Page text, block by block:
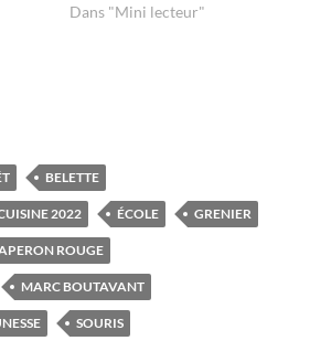
Dans "Mini lecteur"
BELETTE
2022 ÉCOLE GRENIER
ROUGE
MARC BOUTAVANT
SOURIS